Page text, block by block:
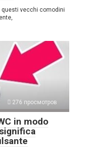
questi vecchi comodini
276 просмотров
in modo